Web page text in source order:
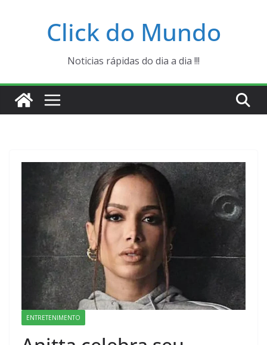
Click do Mundo
Noticias rápidas do dia a dia !!!
ENTRETENIMENTO